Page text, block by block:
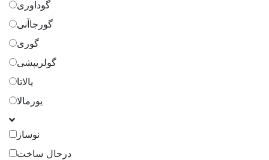
گوداوری
گورجاآنی
گوری
گولریپشی
یالاتا
یورمالا
نوساز
درحال ساخت